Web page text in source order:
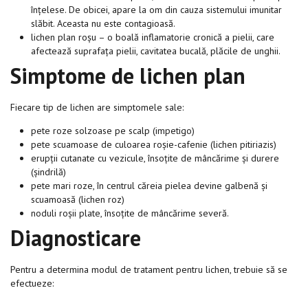
înțelese. De obicei, apare la om din cauza sistemului imunitar
slăbit. Aceasta nu este contagioasă.
lichen plan roșu – o boală inflamatorie cronică a pielii, care
afectează suprafața pielii, cavitatea bucală, plăcile de unghii.
Simptome de lichen plan
Fiecare tip de lichen are simptomele sale:
pete roze solzoase pe scalp (impetigo)
pete scuamoase de culoarea roșie-cafenie (lichen pitiriazis)
erupții cutanate cu vezicule, însoțite de mâncărime și durere
(șindrilă)
pete mari roze, în centrul căreia pielea devine galbenă și
scuamoasă (lichen roz)
noduli roșii plate, însoțite de mâncărime severă.
Diagnosticare
Pentru a determina modul de tratament pentru lichen, trebuie să se
efectueze: